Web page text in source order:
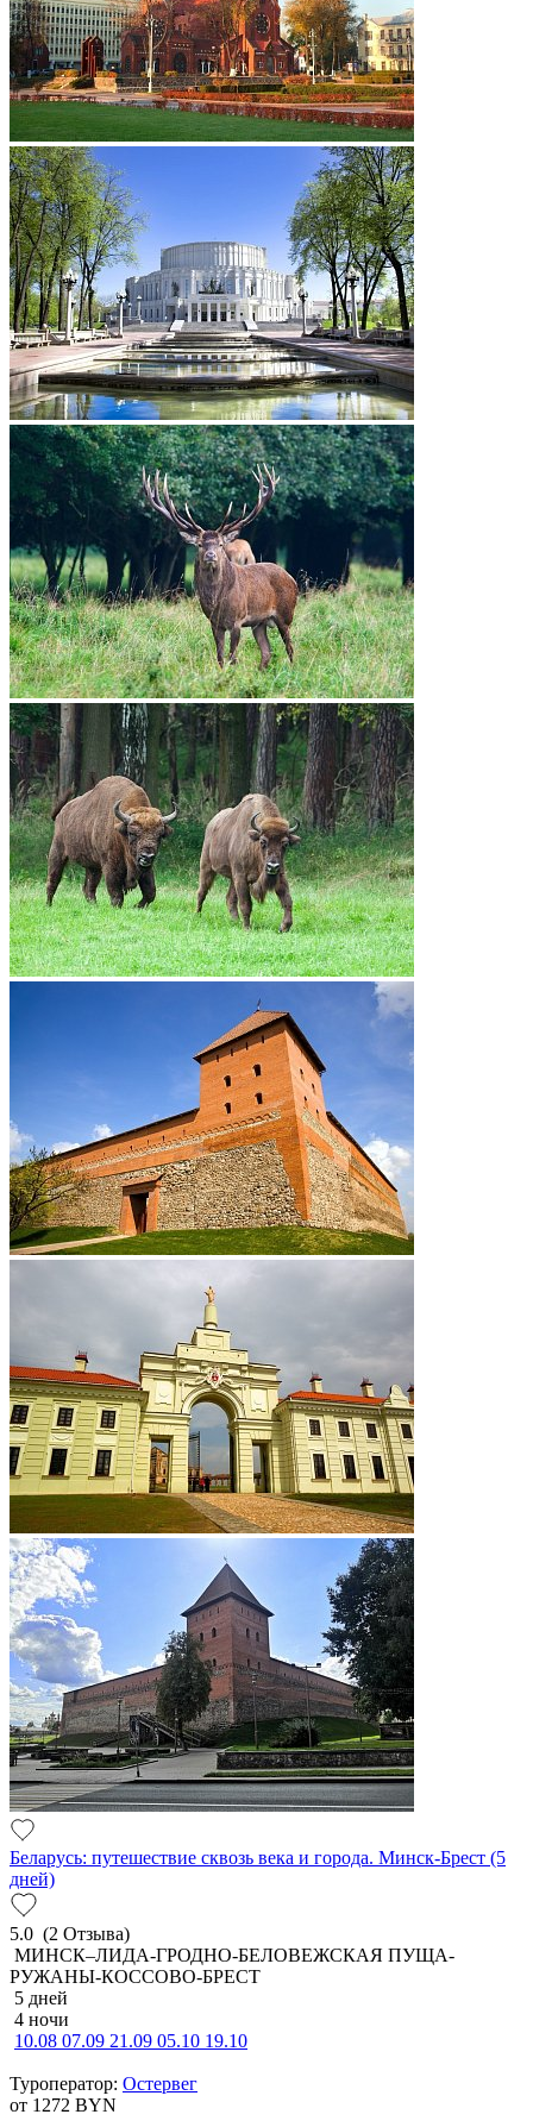
Беларусь: путешествие сквозь века и города. Минск-Брест (5
дней)
5.0 (2 Отзыва)
МИНСК–ЛИДА-ГРОДНО-БЕЛОВЕЖСКАЯ ПУЩА-
РУЖАНЫ-КОССОВО-БРЕСТ
5 дней
4 ночи
10.08 07.09 21.09 05.10 19.10
Туроператор: Остервег
от 1272 BYN